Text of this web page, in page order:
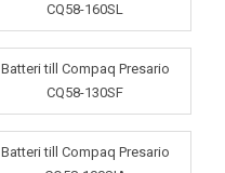
CQ58-160SL
Batteri till Compaq Presario
CQ58-130SF
Batteri till Compaq Presario